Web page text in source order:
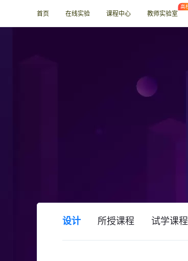
首页 在线实验 课程中心 教师实验室
设计 所授课程 试学课程